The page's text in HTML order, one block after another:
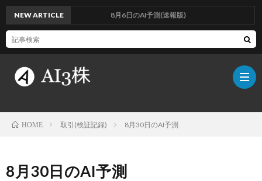
NEW ARTICLE 8月6日のAI予測(速報版)
HOME 取引(検証記録) 8月30日のAI予測
8月30日のAI予測